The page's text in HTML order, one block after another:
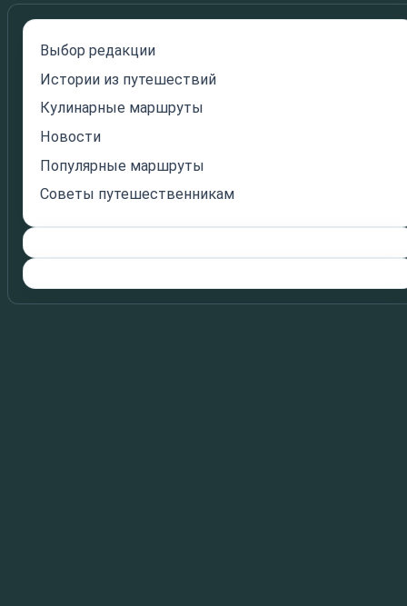
Выбор редакции
Истории из путешествий
Кулинарные маршруты
Новости
Популярные маршруты
Советы путешественникам